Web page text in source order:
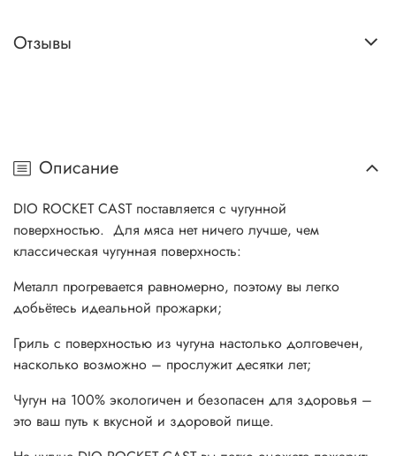
Отзывы
Описание
DIO ROCKET CAST поставляется с чугунной
поверхностью. Для мяса нет ничего лучше, чем
классическая чугунная поверхность:
Металл прогревается равномерно, поэтому вы легко
добьётесь идеальной прожарки;
Гриль с поверхностью из чугуна настолько долговечен,
насколько возможно – прослужит десятки лет;
Чугун на 100% экологичен и безопасен для здоровья –
это ваш путь к вкусной и здоровой пище.